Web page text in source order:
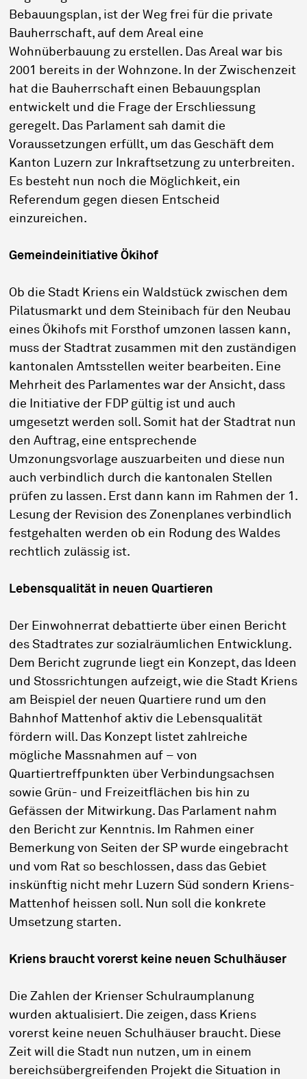
Bebauungsplan, ist der Weg frei für die private
Bauherrschaft, auf dem Areal eine
Wohnüberbauung zu erstellen. Das Areal war bis
2001 bereits in der Wohnzone. In der Zwischenzeit
hat die Bauherrschaft einen Bebauungsplan
entwickelt und die Frage der Erschliessung
geregelt. Das Parlament sah damit die
Voraussetzungen erfüllt, um das Geschäft dem
Kanton Luzern zur Inkraftsetzung zu unterbreiten.
Es besteht nun noch die Möglichkeit, ein
Referendum gegen diesen Entscheid
einzureichen.
Gemeindeinitiative Ökihof
Ob die Stadt Kriens ein Waldstück zwischen dem
Pilatusmarkt und dem Steinibach für den Neubau
eines Ökihofs mit Forsthof umzonen lassen kann,
muss der Stadtrat zusammen mit den zuständigen
kantonalen Amtsstellen weiter bearbeiten. Eine
Mehrheit des Parlamentes war der Ansicht, dass
die Initiative der FDP gültig ist und auch
umgesetzt werden soll. Somit hat der Stadtrat nun
den Auftrag, eine entsprechende
Umzonungsvorlage auszuarbeiten und diese nun
auch verbindlich durch die kantonalen Stellen
prüfen zu lassen. Erst dann kann im Rahmen der 1.
Lesung der Revision des Zonenplanes verbindlich
festgehalten werden ob ein Rodung des Waldes
rechtlich zulässig ist.
Lebensqualität in neuen Quartieren
Der Einwohnerrat debattierte über einen Bericht
des Stadtrates zur sozialräumlichen Entwicklung.
Dem Bericht zugrunde liegt ein Konzept, das Ideen
und Stossrichtungen aufzeigt, wie die Stadt Kriens
am Beispiel der neuen Quartiere rund um den
Bahnhof Mattenhof aktiv die Lebensqualität
fördern will. Das Konzept listet zahlreiche
mögliche Massnahmen auf – von
Quartiertreffpunkten über Verbindungsachsen
sowie Grün- und Freizeitflächen bis hin zu
Gefässen der Mitwirkung. Das Parlament nahm
den Bericht zur Kenntnis. Im Rahmen einer
Bemerkung von Seiten der SP wurde eingebracht
und vom Rat so beschlossen, dass das Gebiet
inskünftig nicht mehr Luzern Süd sondern Kriens-
Mattenhof heissen soll. Nun soll die konkrete
Umsetzung starten.
Kriens braucht vorerst keine neuen Schulhäuser
Die Zahlen der Krienser Schulraumplanung
wurden aktualisiert. Die zeigen, dass Kriens
vorerst keine neuen Schulhäuser braucht. Diese
Zeit will die Stadt nun nutzen, um in einem
bereichsübergreifenden Projekt die Situation in